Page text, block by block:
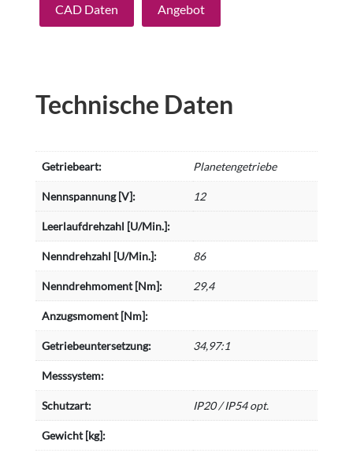
CAD Daten Angebot
Technische Daten
Getriebeart: Planetengetriebe
Nennspannung [V]: 12
Leerlaufdrehzahl [U/Min.]:
Nenndrehzahl [U/Min.]: 86
Nenndrehmoment [Nm]: 29,4
Anzugsmoment [Nm]:
Getriebeuntersetzung: 34,97:1
Messsystem:
Schutzart: IP20 / IP54 opt.
Gewicht [kg]: